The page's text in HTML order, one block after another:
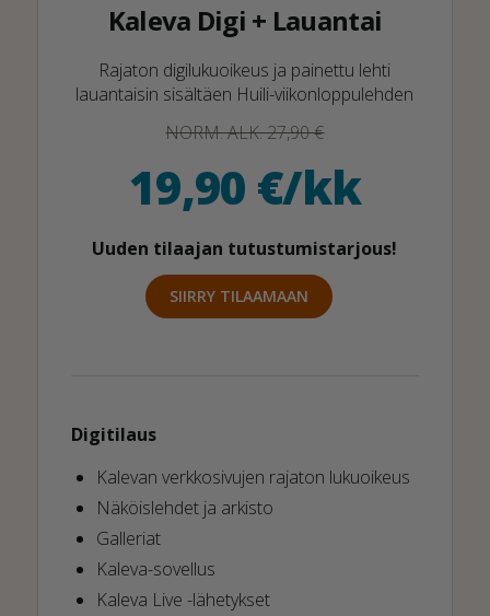
Kaleva Digi + Lauantai
Rajaton digilukuoikeus ja painettu lehti
lauantaisin sisältäen Huili-viikonloppulehden
NORM. ALK. 27,90 €
19,90 €/kk
Uuden tilaajan tutustumistarjous!
SIIRRY TILAAMAAN
Digitilaus
Kalevan verkkosivujen rajaton lukuoikeus
Näköislehdet ja arkisto
Galleriat
Kaleva-sovellus
Kaleva Live -lähetykset